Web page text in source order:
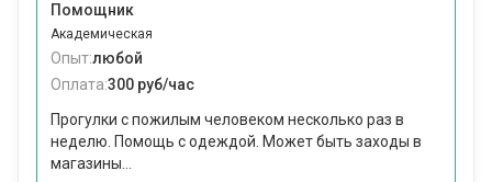
Помощник
Академическая
Опыт:любой
Оплата:300 руб/час
Прогулки с пожилым человеком несколько раз в
неделю. Помощь с одеждой. Может быть заходы в
магазины...